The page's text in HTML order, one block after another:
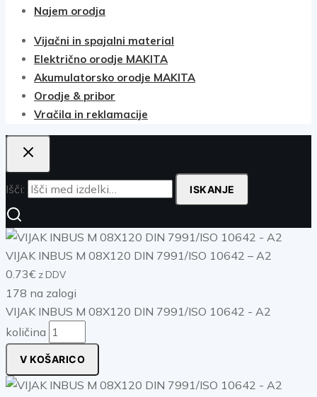
Najem orodja
Vijačni in spajalni material
Električno orodje MAKITA
Akumulatorsko orodje MAKITA
Orodje & pribor
Vračila in reklamacije
Išči: ISKANJE
VIJAK INBUS M 08X120 DIN 7991/ISO 10642 – A2
0.73€ z DDV
178 na zalogi
VIJAK INBUS M 08X120 DIN 7991/ISO 10642 - A2
količina
V KOŠARICO